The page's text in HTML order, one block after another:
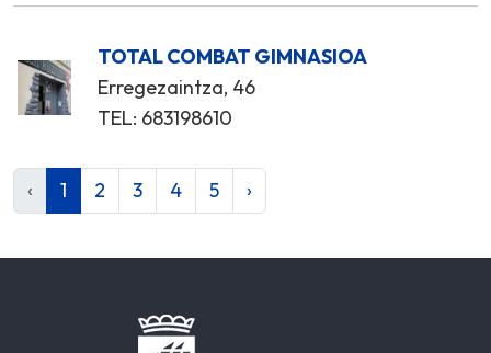
TOTAL COMBAT GIMNASIOA
Erregezaintza, 46
TEL: 683198610
‹ 1 2 3 4 5 ›